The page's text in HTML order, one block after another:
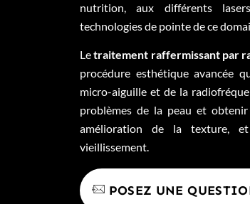
nutrition, aux différents
technologies de pointe de ce
Letraitement raffermissant par
procédure esthétique avancée
micro-aiguille et de la
problèmes de la peau et
amélioration de la texture,
vieillissement.
POSEZ UNE